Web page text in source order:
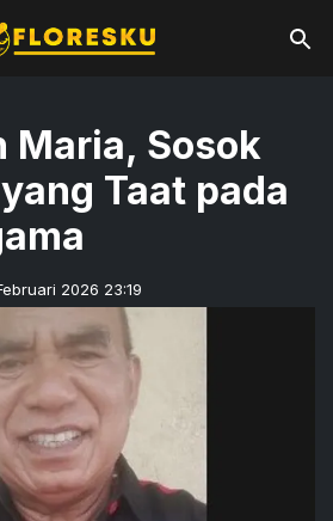
Maria, Sosok
Taat pada
2026 23:19